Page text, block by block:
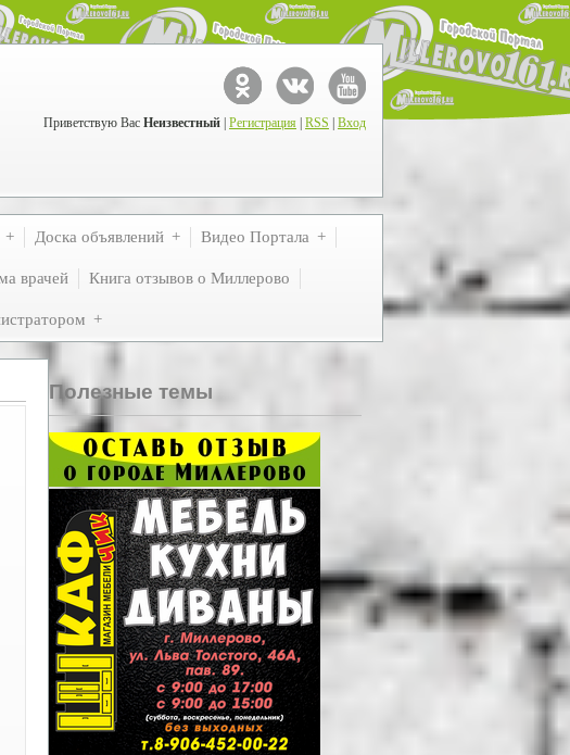
Приветствую Вас Неизвестный Регистрация RSS Вход
Доска объявлений Видео Портала
врачей Книга отзывов о Миллерово
Полезные темы